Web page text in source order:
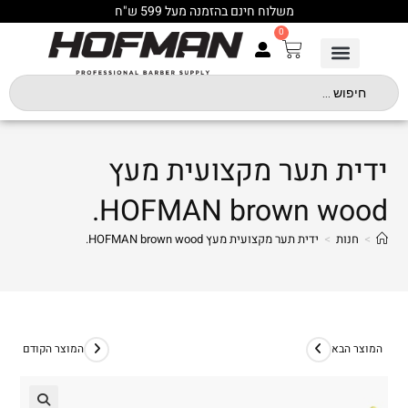
משלוח חינם בהזמנה מעל 599 ש"ח
0
ידית תער מקצועית מעץ
HOFMAN brown wood.
> חנות > ידית תער מקצועית מעץ HOFMAN brown wood.
המוצר הקודם המוצר הבא